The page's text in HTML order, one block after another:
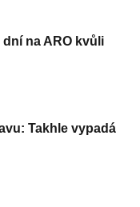
na ARO kvůli
Takhle vypadá